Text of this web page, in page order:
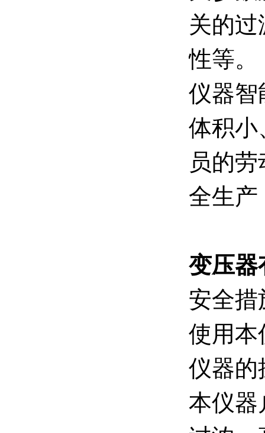
关的
性等。
仪器智
体积小
员的
全生产
变压器
安全措
使用本
仪器的
本仪器